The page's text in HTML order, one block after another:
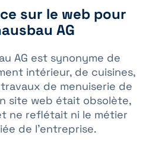
sur le web pour
AG
AG est synonyme de
intérieur, de cuisines,
de menuiserie de
site web était obsolète,
ne reflétait ni le métier
de l’entreprise.